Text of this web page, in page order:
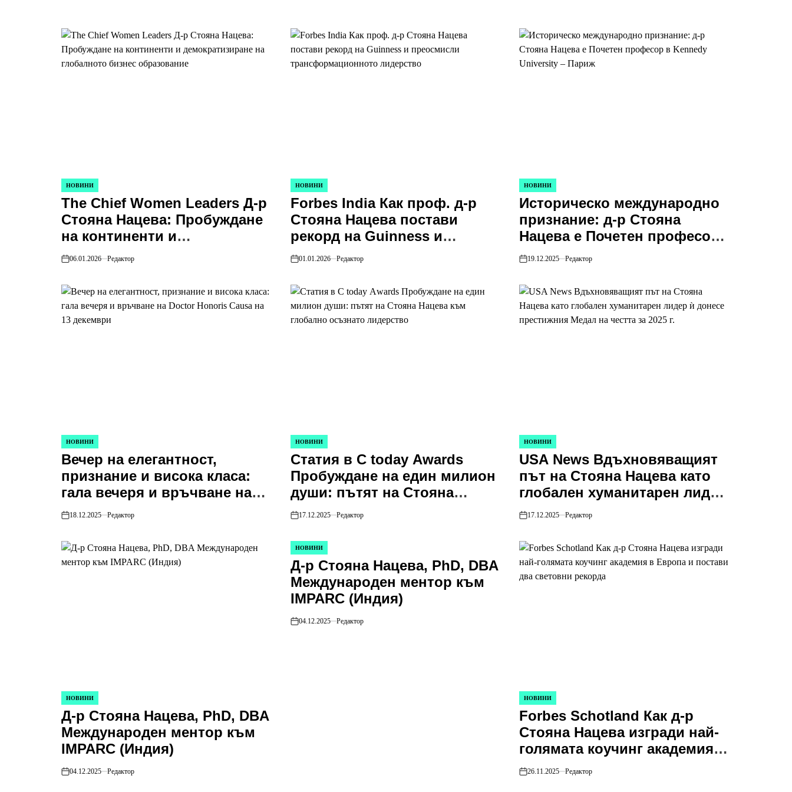
POSTED
IN
НОВИНИ
The Chief Women Leaders Д-р
Стояна Нацева: Пробуждане
на континенти и
демократизиране на
образование
on
06.01.2026 Редактор
POSTED
IN
НОВИНИ
Forbes India Как проф. д-р
Стояна Нацева постави
рекорд на Guinness и
преосмисли
лидерство
on
01.01.2026 Редактор
POSTED
IN
НОВИНИ
Историческо международно
признание: д-р Стояна
Нацева е Почетен професор
в Kennedy University – Париж
on
19.12.2025 Редактор
POSTED
IN
НОВИНИ
Вечер на елегантност,
признание и висока класа:
гала вечеря и връчване на
Doctor Honoris Causa на 13
on
18.12.2025 Редактор
POSTED
IN
НОВИНИ
Статия в С today Аwards
Пробуждане на един милион
души: пътят на Стояна
Нацева към глобално
on
17.12.2025 Редактор
POSTED
IN
НОВИНИ
USA News Вдъхновяващият
път на Стояна Нацева като
глобален хуманитарен лидер
ѝ донесе престижния Медал
on
17.12.2025 Редактор
POSTED
IN
НОВИНИ
Д-р Стояна Нацева, PhD, DBA
Международен ментор към
IMPARC (Индия)
on
04.12.2025 Редактор
POSTED
IN
НОВИНИ
Д-р Стояна Нацева, PhD, DBA
Международен ментор към
IMPARC (Индия)
on
04.12.2025 Редактор
POSTED
IN
НОВИНИ
Forbes Schotland Как д-р
Стояна Нацева изгради най-
голямата коучинг академия в
Европа и постави два
on
26.11.2025 Редактор